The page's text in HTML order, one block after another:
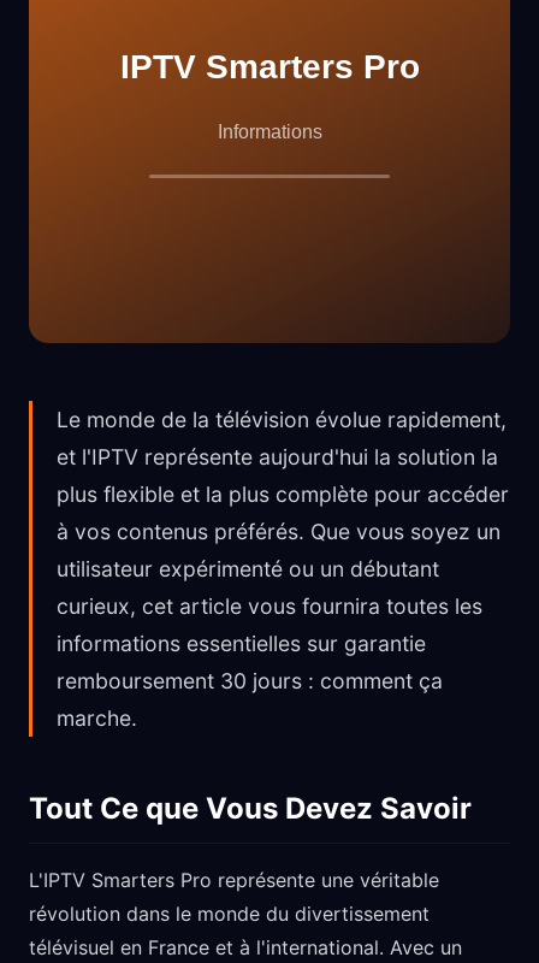
Le monde de la télévision évolue rapidement,
et l'IPTV représente aujourd'hui la solution la
plus flexible et la plus complète pour accéder
à vos contenus préférés. Que vous soyez un
utilisateur expérimenté ou un débutant
curieux, cet article vous fournira toutes les
informations essentielles sur garantie
remboursement 30 jours : comment ça
marche.
Tout Ce que Vous Devez Savoir
L'IPTV Smarters Pro représente une véritable
révolution dans le monde du divertissement
télévisuel en France et à l'international. Avec un